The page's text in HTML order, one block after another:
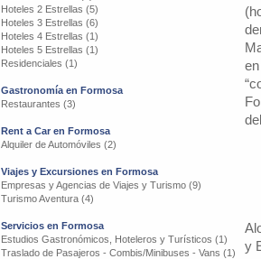
Hoteles 2 Estrellas (5)
Hoteles 3 Estrellas (6)
Hoteles 4 Estrellas (1)
Hoteles 5 Estrellas (1)
Residenciales (1)
Gastronomía en Formosa
Restaurantes (3)
Rent a Car en Formosa
Alquiler de Automóviles (2)
Viajes y Excursiones en Formosa
Empresas y Agencias de Viajes y Turismo (9)
Turismo Aventura (4)
Servicios en Formosa
Estudios Gastronómicos, Hoteleros y Turísticos (1)
Traslado de Pasajeros - Combis/Minibuses - Vans (1)
y